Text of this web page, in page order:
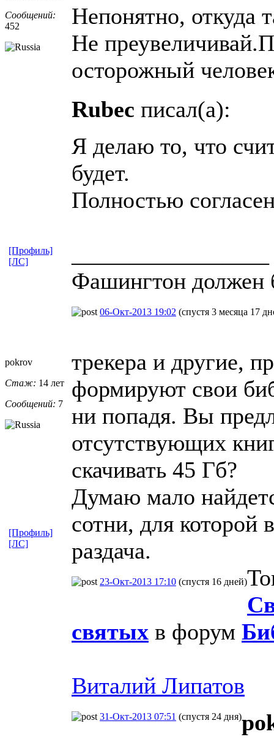
Сообщений:
452
Непонятно, откуда
Не
осторожный
Rubec писал(а):
Я делаю то, что
будет.
Полностью
Фашингтон должен
[Профиль]
[ЛС]
pokrov
Стаж: 14 лет
Сообщений: 7
06-Окт-2013 19:02 (спустя 3 месяца 17
трекера и другие,
формируют свои
ни попадя. Вы
отсутствующих
скачивать 45 Гб?
Думаю мало
сотни, для которой
раздача.
[Профиль]
[ЛС]
23-Окт-2013 17:10 (спустя 16 дней)
святых в форум
Виталий Липатов
31-Окт-2013 07:51 (спустя 24 дня)